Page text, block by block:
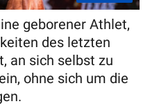
geborener Athlet,
des letzten
an sich selbst zu
ohne sich um die